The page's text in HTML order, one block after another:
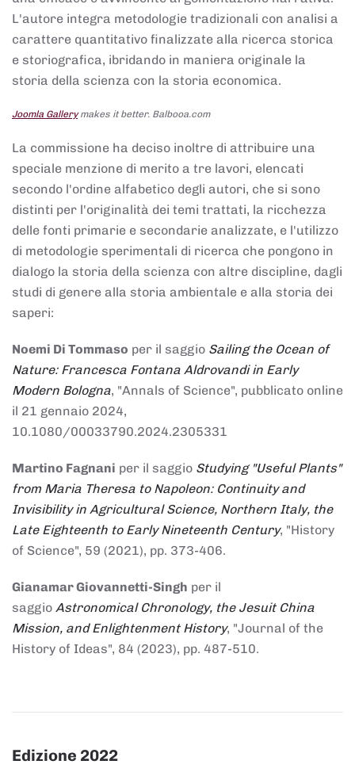
L'autore integra metodologie tradizionali con analisi a
carattere quantitativo finalizzate alla ricerca storica
e storiografica, ibridando in maniera originale la
storia della scienza con la storia economica.
Joomla Gallerymakes it better. Balbooa.com
La commissione ha deciso inoltre di attribuire una
speciale menzione di merito a tre lavori, elencati
secondo l'ordine alfabetico degli autori, che si sono
distinti per l'originalità dei temi trattati, la ricchezza
delle fonti primarie e secondarie analizzate, e l'utilizzo
di metodologie sperimentali di ricerca che pongono in
dialogo la storia della scienza con altre discipline, dagli
studi di genere alla storia ambientale e alla storia dei
saperi:
Noemi Di Tommaso per il saggio Sailing the Ocean of
Nature: Francesca Fontana Aldrovandi in Early
Modern Bologna, "Annals of Science", pubblicato online
il 21 gennaio 2024,
10.1080/00033790.2024.2305331
Martino Fagnani per il saggio Studying "Useful Plants"
from Maria Theresa to Napoleon: Continuity and
Invisibility in Agricultural Science, Northern Italy, the
Late Eighteenth to Early Nineteenth Century, "History
of Science", 59 (2021), pp. 373-406.
Gianamar Giovannetti-Singh per il
saggio Astronomical Chronology, the Jesuit China
Mission, and Enlightenment History, "Journal of the
History of Ideas", 84 (2023), pp. 487-510.
Edizione 2022